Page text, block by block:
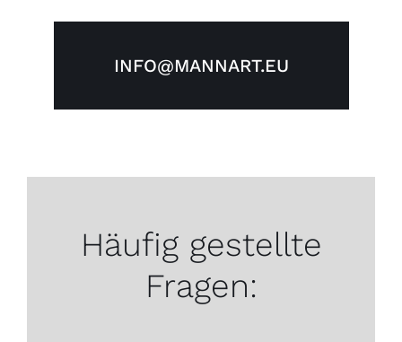
INFO@MANNART.EU
Häufig gestellte
Fragen: